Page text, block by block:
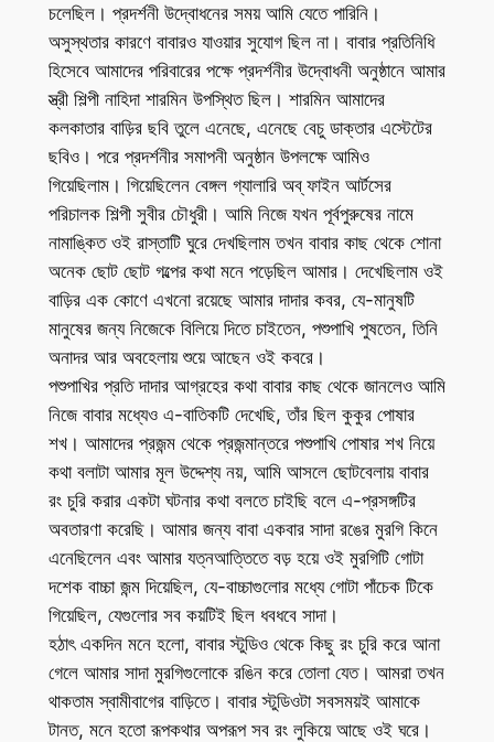
চলেছিল। প্রদর্শনী উদ্বোধনের সময় আমি যেতে পারিনি।
অসুস্থতার কারণে বাবারও যাওয়ার সুযোগ ছিল না। বাবার প্রতিনিধি
হিসেবে আমাদের পরিবারের পক্ষে প্রদর্শনীর উদ্বোধনী অনুষ্ঠানে আমার
স্ত্রী শিল্পী নাহিদা শারমিন উপস্থিত ছিল। শারমিন আমাদের
কলকাতার বাড়ির ছবি তুলে এনেছে, এনেছে বেচু ডাক্তার এস্টেটের
ছবিও। পরে প্রদর্শনীর সমাপনী অনুষ্ঠান উপলক্ষে আমিও
গিয়েছিলাম। গিয়েছিলেন বেঙ্গল গ্যালারি অব্ ফাইন আর্টসের
পরিচালক শিল্পী সুবীর চৌধুরী। আমি নিজে যখন পূর্বপুরুষের নামে
নামাঙ্কিত ওই রাস্তাটি ঘুরে দেখছিলাম তখন বাবার কাছ থেকে শোনা
অনেক ছোট ছোট গল্পের কথা মনে পড়েছিল আমার। দেখেছিলাম ওই
বাড়ির এক কোণে এখনো রয়েছে আমার দাদার কবর, যে-মানুষটি
মানুষের জন্য নিজেকে বিলিয়ে দিতে চাইতেন, পশুপাখি পুষতেন, তিনি
অনাদর আর অবহেলায় শুয়ে আছেন ওই কবরে।
পশুপাখির প্রতি দাদার আগ্রহের কথা বাবার কাছ থেকে জানলেও আমি
নিজে বাবার মধ্যেও এ-বাতিকটি দেখেছি, তাঁর ছিল কুকুর পোষার
শখ। আমাদের প্রজন্ম থেকে প্রজন্মান্তরে পশুপাখি পোষার শখ নিয়ে
কথা বলাটা আমার মূল উদ্দেশ্য নয়, আমি আসলে ছোটবেলায় বাবার
রং চুরি করার একটা ঘটনার কথা বলতে চাইছি বলে এ-প্রসঙ্গটির
অবতারণা করেছি। আমার জন্য বাবা একবার সাদা রঙের মুরগি কিনে
এনেছিলেন এবং আমার যত্নআত্তিতে বড় হয়ে ওই মুরগিটি গোটা
দশেক বাচ্চা জন্ম দিয়েছিল, যে-বাচ্চাগুলোর মধ্যে গোটা পাঁচেক টিকে
গিয়েছিল, যেগুলোর সব কয়টিই ছিল ধবধবে সাদা।
হঠাৎ একদিন মনে হলো, বাবার স্টুডিও থেকে কিছু রং চুরি করে আনা
গেলে আমার সাদা মুরগিগুলোকে রঙিন করে তোলা যেত। আমরা তখন
থাকতাম স্বামীবাগের বাড়িতে। বাবার স্টুডিওটা সবসময়ই আমাকে
টানত, মনে হতো রূপকথার অপরূপ সব রং লুকিয়ে আছে ওই ঘরে।